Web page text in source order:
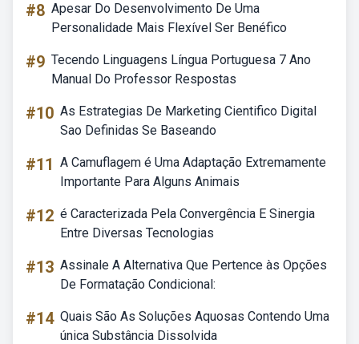
#8 Apesar Do Desenvolvimento De Uma
Personalidade Mais Flexível Ser Benéfico
#9 Tecendo Linguagens Língua Portuguesa 7 Ano
Manual Do Professor Respostas
#10 As Estrategias De Marketing Cientifico Digital
Sao Definidas Se Baseando
#11 A Camuflagem é Uma Adaptação Extremamente
Importante Para Alguns Animais
#12 é Caracterizada Pela Convergência E Sinergia
Entre Diversas Tecnologias
#13 Assinale A Alternativa Que Pertence às Opções
De Formatação Condicional:
#14 Quais São As Soluções Aquosas Contendo Uma
única Substância Dissolvida